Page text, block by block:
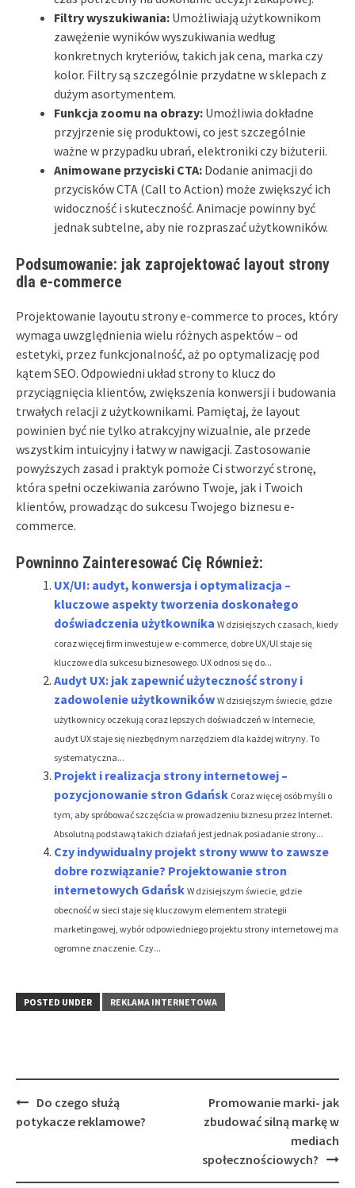
Filtry wyszukiwania: Umożliwiają użytkownikom
zawężenie wyników wyszukiwania według
konkretnych kryteriów, takich jak cena, marka czy
kolor. Filtry są szczególnie przydatne w sklepach z
dużym asortymentem.
Funkcja zoomu na obrazy: Umożliwia dokładne
przyjrzenie się produktowi, co jest szczególnie
ważne w przypadku ubrań, elektroniki czy biżuterii.
Animowane przyciski CTA: Dodanie animacji do
przycisków CTA (Call to Action) może zwiększyć ich
widoczność i skuteczność. Animacje powinny być
jednak subtelne, aby nie rozpraszać użytkowników.
Podsumowanie: jak zaprojektować layout strony
dla e-commerce
Projektowanie layoutu strony e-commerce to proces, który
wymaga uwzględnienia wielu różnych aspektów – od
estetyki, przez funkcjonalność, aż po optymalizację pod
kątem SEO. Odpowiedni układ strony to klucz do
przyciągnięcia klientów, zwiększenia konwersji i budowania
trwałych relacji z użytkownikami. Pamiętaj, że layout
powinien być nie tylko atrakcyjny wizualnie, ale przede
wszystkim intuicyjny i łatwy w nawigacji. Zastosowanie
powyższych zasad i praktyk pomoże Ci stworzyć stronę,
która spełni oczekiwania zarówno Twoje, jak i Twoich
klientów, prowadząc do sukcesu Twojego biznesu e-
commerce.
Powninno Zainteresować Cię Również:
UX/UI: audyt, konwersja i optymalizacja –
kluczowe aspekty tworzenia doskonałego
doświadczenia użytkownika W dzisiejszych czasach, kiedy
coraz więcej firm inwestuje w e-commerce, dobre UX/UI staje się
kluczowe dla sukcesu biznesowego. UX odnosi się do...
Audyt UX: jak zapewnić użyteczność strony i
zadowolenie użytkowników W dzisiejszym świecie, gdzie
użytkownicy oczekują coraz lepszych doświadczeń w Internecie,
audyt UX staje się niezbędnym narzędziem dla każdej witryny. To
systematyczna...
Projekt i realizacja strony internetowej –
pozycjonowanie stron Gdańsk Coraz więcej osób myśli o
tym, aby spróbować szczęścia w prowadzeniu biznesu przez Internet.
Absolutną podstawą takich działań jest jednak posiadanie strony...
Czy indywidualny projekt strony www to zawsze
dobre rozwiązanie? Projektowanie stron
internetowych Gdańsk W dzisiejszym świecie, gdzie
obecność w sieci staje się kluczowym elementem strategii
marketingowej, wybór odpowiedniego projektu strony internetowej ma
ogromne znaczenie. Czy...
POSTED UNDER REKLAMA INTERNETOWA
Post
navigation
Do czego służą
potykacze reklamowe?
Promowanie marki- jak
zbudować silną markę w
mediach
społecznościowych?